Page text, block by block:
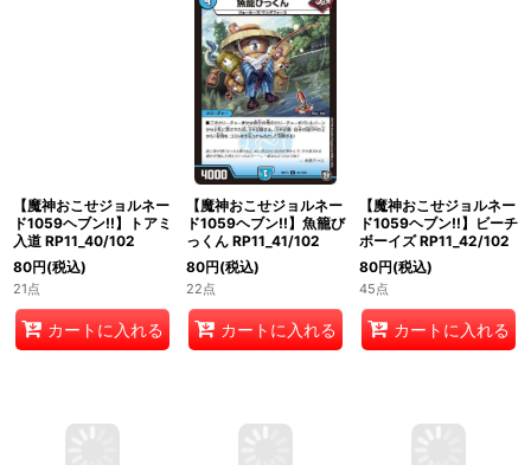
【魔神おこせジョルネー
ド1059ヘブン!!】トアミ
入道 RP11_40/102
80円(税込)
21点
カートに入れる
【魔神おこせジョルネー
ド1059ヘブン!!】魚籠び
っくん RP11_41/102
80円(税込)
22点
カートに入れる
【魔神おこせジョルネー
ド1059ヘブン!!】ビーチ
ボーイズ RP11_42/102
80円(税込)
45点
カートに入れる